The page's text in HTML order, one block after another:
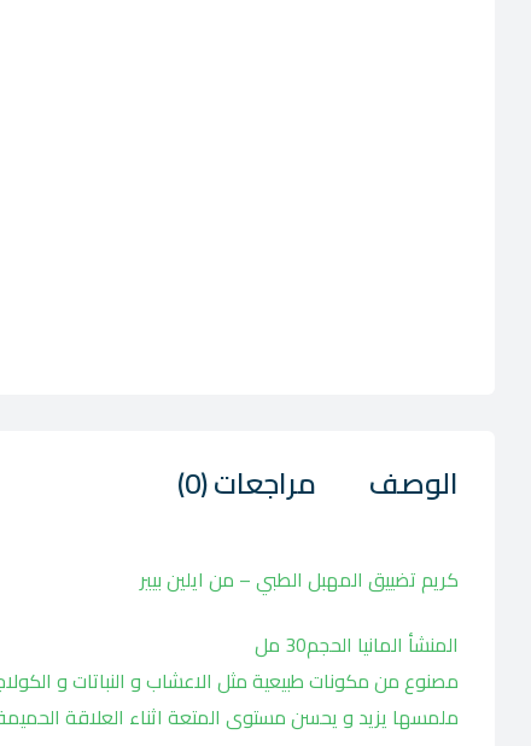
الوصف مراجعات (0)
كريم تضييق المهبل الطبي – من ايلين بيير
المنشأ المانيا الحجم30 مل
مصنوع من مكونات طبيعية مثل الاعشاب و النباتات و
ملمسها يزيد و يحسن مستوى المتعة اثناء العلاقة